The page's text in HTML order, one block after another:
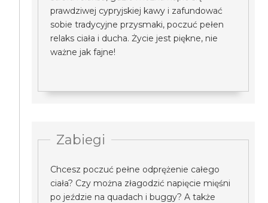
prawdziwej cypryjskiej kawy i zafundować
sobie tradycyjne przysmaki, poczuć pełen
relaks ciała i ducha. Życie jest piękne, nie
ważne jak fajne!
Zabiegi
Chcesz poczuć pełne odprężenie całego
ciała? Czy można złagodzić napięcie mięśni
po jeździe na quadach i buggy? A także